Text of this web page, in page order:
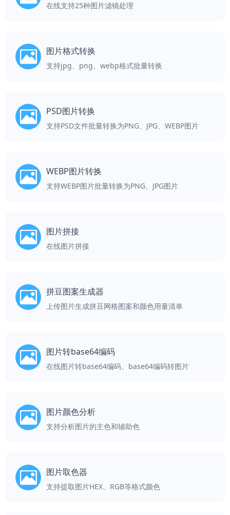
在线支持25种图片滤镜处理
图片格式转换
支持jpg、png、webp格式批量转换
PSD图片转换
支持PSD文件批量转换为PNG、JPG、WEBP图片
WEBP图片转换
支持WEBP图片批量转换为PNG、JPG图片
图片拼接
在线图片拼接
拼豆图案生成器
上传图片生成拼豆网格图案和颜色用量清单
图片转base64编码
在线图片转base64编码、base64编码转图片
图片颜色分析
支持分析图片的主色和辅助色
图片取色器
支持提取图片HEX、RGB等格式颜色